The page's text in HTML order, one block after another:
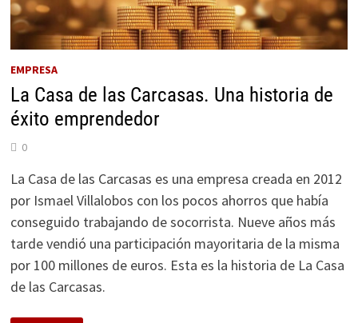
EMPRESA
La Casa de las Carcasas. Una historia de
éxito emprendedor
0
La Casa de las Carcasas es una empresa creada en 2012
por Ismael Villalobos con los pocos ahorros que había
conseguido trabajando de socorrista. Nueve años más
tarde vendió una participación mayoritaria de la misma
por 100 millones de euros. Esta es la historia de La Casa
de las Carcasas.